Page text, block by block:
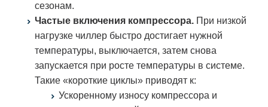
сезонам.
Частые включения компрессора. При низкой
нагрузке чиллер быстро достигает нужной
температуры, выключается, затем снова
запускается при росте температуры в системе.
Такие «короткие циклы» приводят к:
Ускоренному износу компрессора и